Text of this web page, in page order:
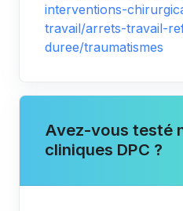
interventions-
travail/arrets-travail-
duree/traumatismes
Avez-vous testé
cliniques DPC ?